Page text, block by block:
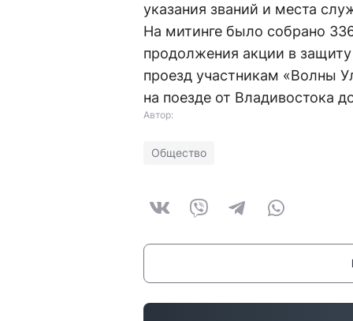
указания званий и места
На митинге было собрано
продолжения акции в
проезд участникам «Волны
на поезде от Владивостока
Автор:
Общество